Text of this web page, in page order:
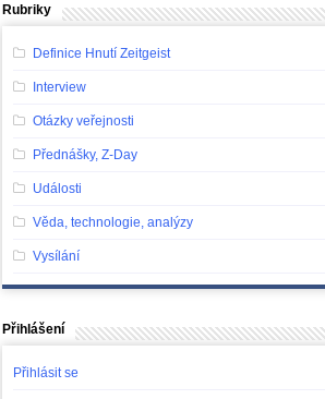
Rubriky
Definice Hnutí Zeitgeist
Interview
Otázky veřejnosti
Přednášky, Z-Day
Události
Věda, technologie, analýzy
Vysílání
Přihlášení
Přihlásit se